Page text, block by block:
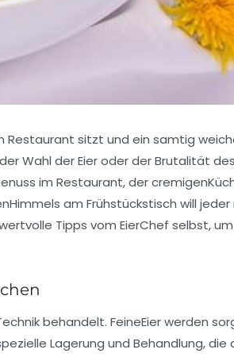
Restaurant sitzt und ein samtig
Wahl der Eier oder der Brutalität
im Restaurant, der
am Frühstückstisch will
Tipps vom EierChef selbst,
behandelt. FeineEier werden
Lagerung und Behandlung, die